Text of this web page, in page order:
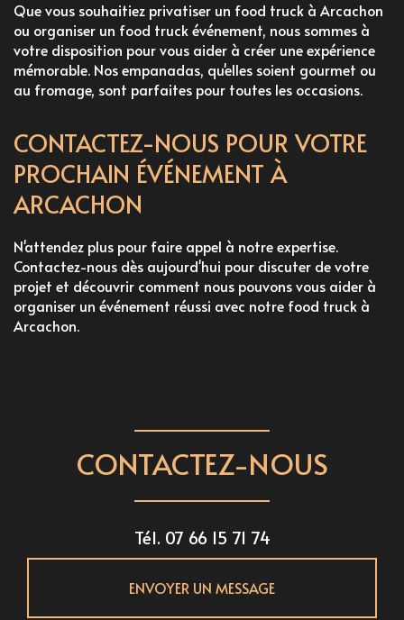
Que vous souhaitiez privatiser un food truck à Arcachon
ou organiser un food truck événement, nous sommes à
votre disposition pour vous aider à créer une expérience
mémorable. Nos empanadas, qu'elles soient gourmet ou
au fromage, sont parfaites pour toutes les occasions.
CONTACTEZ-NOUS POUR VOTRE
PROCHAIN ÉVÉNEMENT À
ARCACHON
N'attendez plus pour faire appel à notre expertise.
Contactez-nous dès aujourd'hui pour discuter de votre
projet et découvrir comment nous pouvons vous aider à
organiser un événement réussi avec notre food truck à
Arcachon.
CONTACTEZ-NOUS
Tél. 07 66 15 71 74
ENVOYER UN MESSAGE